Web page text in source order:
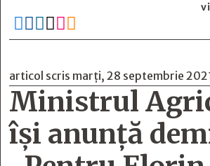
     
articol scris marți, 28 septembrie
Ministrul
își anunță